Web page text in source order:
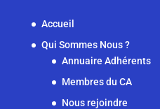
Accueil
Qui Sommes Nous ?
Annuaire Adhérents
Membres du CA
Nous rejoindre